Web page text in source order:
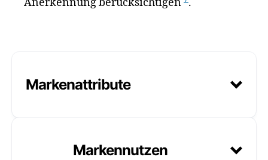
Markenattribute
Markennutzen